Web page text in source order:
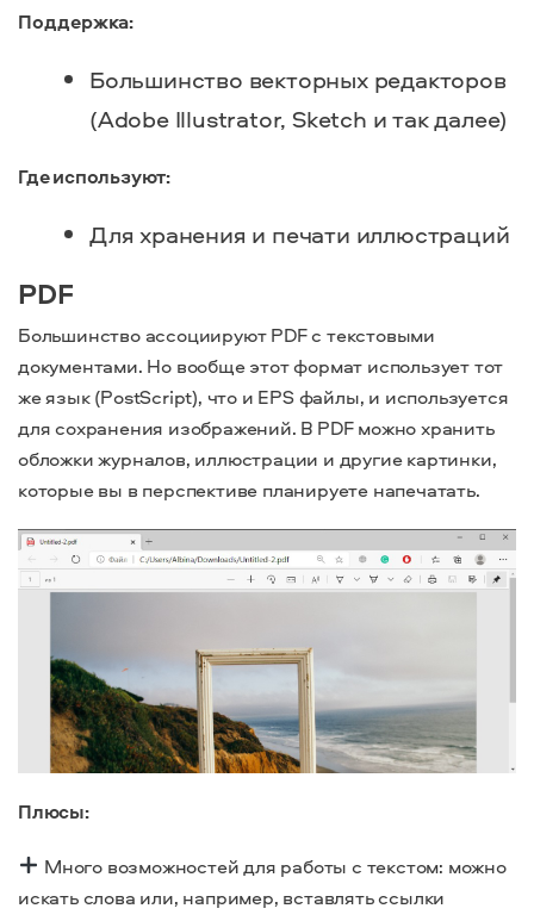
Поддержка:
Большинство векторных редакторов
(Adobe Illustrator, Sketch и так далее)
Где используют:
Для хранения и печати иллюстраций
PDF
Большинство ассоциируют PDF с текстовыми
документами. Но вообще этот формат использует тот
же язык (PostScript), что и EPS файлы, и используется
для сохранения изображений. В PDF можно хранить
обложки журналов, иллюстрации и другие картинки,
которые вы в перспективе планируете напечатать.
Плюсы:
Много возможностей для работы с текстом: можно
искать слова или, например, вставлять ссылки